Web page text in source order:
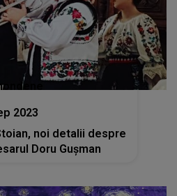
2023
noi detalii despre
Doru Gușman